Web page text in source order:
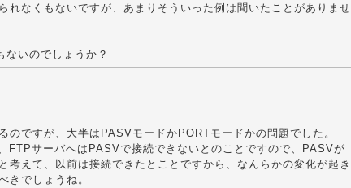
れなくもないですが、あまりそういった例は聞いたことがありませ
いのでしょうか？
ですが、大半はPASVモードかPORTモードかの問題でした。
サーバへはPASVで接続できないとのことですので、PASVが
考えて、以前は接続できたとことですから、なんらかの変化が起き
きでしょうね。